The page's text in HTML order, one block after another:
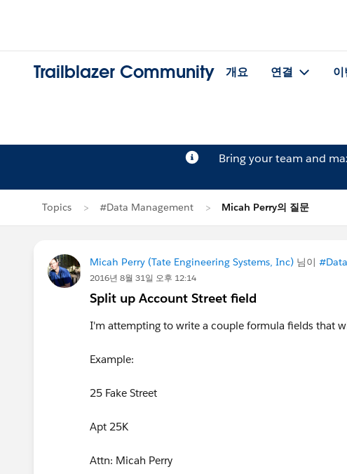
Trailblazer Community 개요 연결
Bring your team and
Topics #Data Management Micah Perry의 질문
Micah Perry (Tate Engineering Systems, Inc) 님이
2016년 8월 31일 오후 12:14
Split up Account Street field
I'm attempting to write a couple formula fields that
Example:
25 Fake Street
Apt 25K
Attn: Micah Perry